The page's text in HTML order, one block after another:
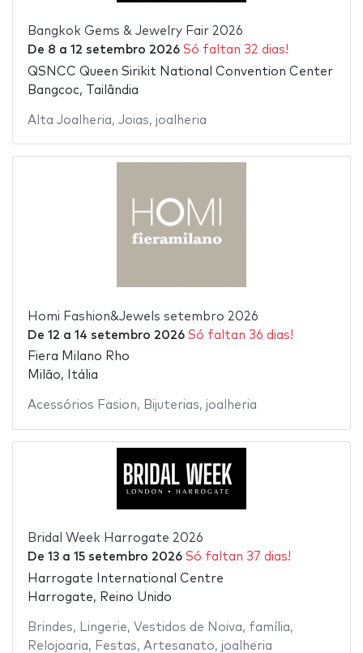
Bangkok Gems & Jewelry Fair 2026
De 8 a 12 setembro 2026 Só faltan 32 dias!
QSNCC Queen Sirikit National Convention Center
Bangcoc, Tailândia
Alta Joalheria, Joias, joalheria
Homi Fashion&Jewels setembro 2026
De 12 a 14 setembro 2026 Só faltan 36 dias!
Fiera Milano Rho
Milão, Itália
Acessórios Fasion, Bijuterias, joalheria
Bridal Week Harrogate 2026
De 13a 15 setembro 2026 Só faltan 37 dias!
Harrogate International Centre
Harrogate, Reino Unido
Brindes, Lingerie, Vestidos de Noiva, família,
Relojoaria, Festas, Artesanato, joalheria